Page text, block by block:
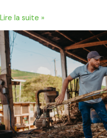
Lire la suite »
Produits
Recyclés
ou
Bagasse
:
L’Option
Écologique
Ultime
?